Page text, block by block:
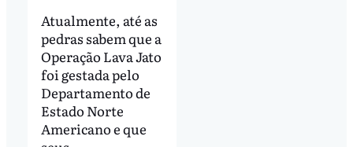
Atualmente, até as
pedras sabem que a
Operação Lava Jato
foi gestada pelo
Departamento de
Estado Norte
Americano e que